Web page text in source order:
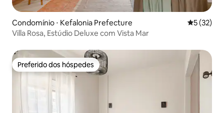
Condomínio ⋅ Kefalonia Prefecture 5 de uma
5 (32)
Villa Rosa, Estúdio Deluxe com Vista Mar
Preferido dos hóspedes
Preferido dos hóspedes